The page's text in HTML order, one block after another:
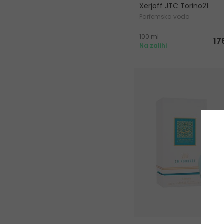
Xerjoff JTC Torino21
Parfemska voda
100 ml
Na zalihi